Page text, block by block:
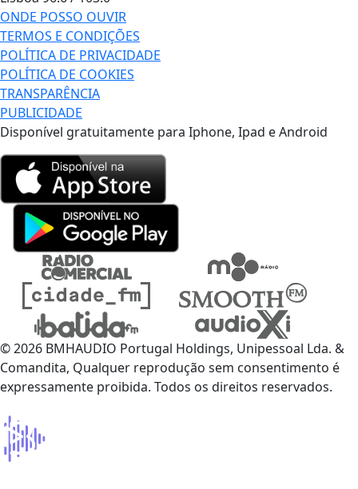
ONDE POSSO OUVIR
TERMOS E CONDIÇÕES
POLÍTICA DE PRIVACIDADE
POLÍTICA DE COOKIES
TRANSPARÊNCIA
PUBLICIDADE
Disponível gratuitamente para Iphone, Ipad e Android
© 2026 BMHAUDIO Portugal Holdings, Unipessoal Lda. &
Comandita, Qualquer reprodução sem consentimento é
expressamente proibida. Todos os direitos reservados.